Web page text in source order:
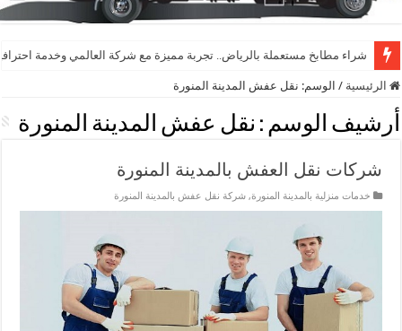
شراء مطابخ مستعملة بالرياض.. تجربة مميزة مع شركة العالمي وخدمة
أفضل مواقع مشاهدة مباريات اليوم بث مباشر بدون تقطيع
الرئيسية / الوسم: نقل عفش المدينة المنورة
أرشيف الوسم : نقل عفش المدينة المنورة
شركات نقل العفش بالمدينة المنورة
خدمات منزلية بالمدينة المنورة,شركة نقل عفش بالمدينة المنورة